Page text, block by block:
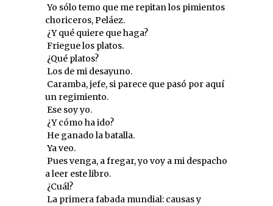
 Yo sólo temo que me repitan los pimientos
choriceros, Peláez.
 ¿Y qué quiere que haga?
 Friegue los platos.
 ¿Qué platos?
 Los de mi desayuno.
 Caramba, jefe, si parece que pasó por aquí
un regimiento.
 Ese soy yo.
 ¿Y cómo ha ido?
 He ganado la batalla.
 Ya veo.
 Pues venga, a fregar, yo voy a mi despacho
a leer este libro.
 ¿Cuál?
 La primera fabada mundial: causas y